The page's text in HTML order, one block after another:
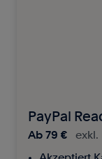
PayPal
Ab 79 € exkl.